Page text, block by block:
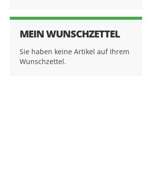
MEIN WUNSCHZETTEL
Sie haben keine Artikel auf Ihrem
Wunschzettel.